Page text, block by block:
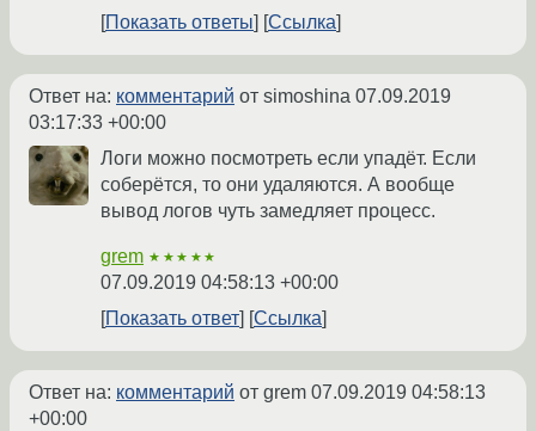
Показать ответы Ссылка
Ответ на: комментарий от simoshina 07.09.2019
03:17:33 +00:00
Логи можно посмотреть если упадёт. Если
соберётся, то они удаляются. А вообще
вывод логов чуть замедляет процесс.
grem ★★★★★
07.09.2019 04:58:13 +00:00
Показать ответ
Ссылка
Ответ на: комментарий от grem 07.09.2019 04:58:13
+00:00